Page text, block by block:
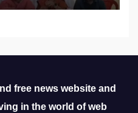
free news website and
in the world of web